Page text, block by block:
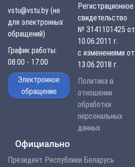
vstu@vstu.by (не
для электронных
обращений)
График работы:
08:00 - 17:00
Электронное
обращение
Регистрационное
свидетельство
№ 3141101425 от
10.06.2011 г.
с изменениями от
13.06.2018 г.
Политика в
отношении
обработки
персональных
данных
Официально
Президент Республики Беларусь